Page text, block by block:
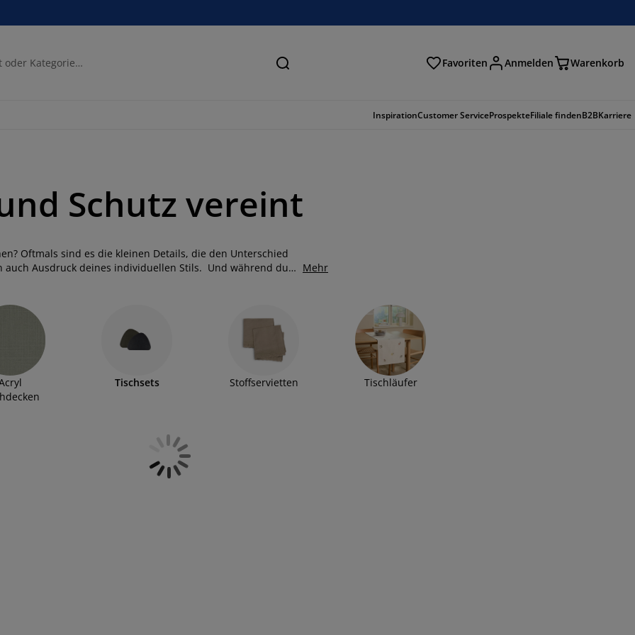
Suchen Favoriten Anmelden Warenkorb
InspirationCustomer ServiceProspekteFiliale findenB2BKarriere
Schutz vereint
Oftmals sind es die kleinen Details, die den Unterschied
Ausdruck deines individuellen Stils. Und während du
Mehr
Tischsets Stoffservietten Tischläufer